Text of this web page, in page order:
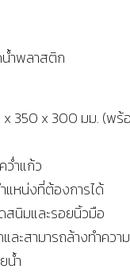
ำพลาสติก
x 350 x 300 มม. (พร้
ำแก้ว
แหน่งที่ต้องการได้
นิมและรอยนิ้วมือ
ะสามารถล้างทำควา
น้ำ